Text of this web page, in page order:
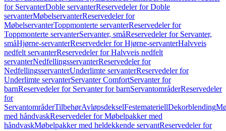
for ServanterDoble servanterReservedeler for Doble
servanterMøbelservanterReservedeler for
MøbelservanterToppmonterte servanterReservedeler for
Toppmonterte servanterServanter, småReservedeler for Servanter,
småHjørne-servanterReservedeler for Hjørne-servanterHalvveis
nedfelt servanterReservedeler for Halvveis nedfelt
servanterNedfellingsservanterReservedeler for
NedfellingsservanterUnderlimte servanterReservedeler for
Underlimte servanterServanter ComfortServanter for
barnReservedeler for Servanter for barnServantområderReservedeler
for
ServantområderTilbehørAvløpsdekselFestemateriellDekorblending
med håndvaskReservedeler for Møbelpakker med
håndvaskMøbelpakker med heldekkende servantReservedeler for